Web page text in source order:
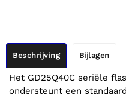
Beschrijving Bijlagen
Het GD25Q40C seriële
ondersteunt een